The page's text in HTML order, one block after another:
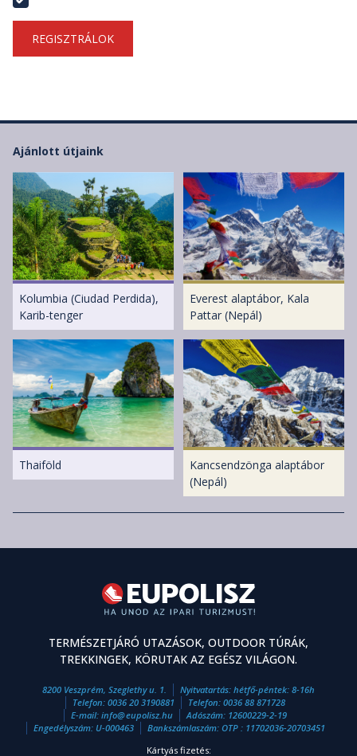
REGISZTRÁLOK
Ajánlott útjaink
Kolumbia (Ciudad Perdida),
Karib-tenger
Everest alaptábor, Kala
Pattar (Nepál)
Thaiföld
Kancsendzönga alaptábor
(Nepál)
TERMÉSZETJÁRÓ UTAZÁSOK, OUTDOOR TÚRÁK,
TREKKINGEK, KÖRUTAK AZ EGÉSZ VILÁGON.
8200 Veszprém, Szeglethy u. 1.
Nyitvatartás: hétfő-péntek: 8-16h
Telefon: 0036 20 3190881 Telefon: 0036 88 871728
E-mail: info@eupolisz.hu
Adószám: 12600229-2-19
Engedélyszám: U-000463
Bankszámlaszám: OTP : 11702036-20703451
Kártyás fizetés: